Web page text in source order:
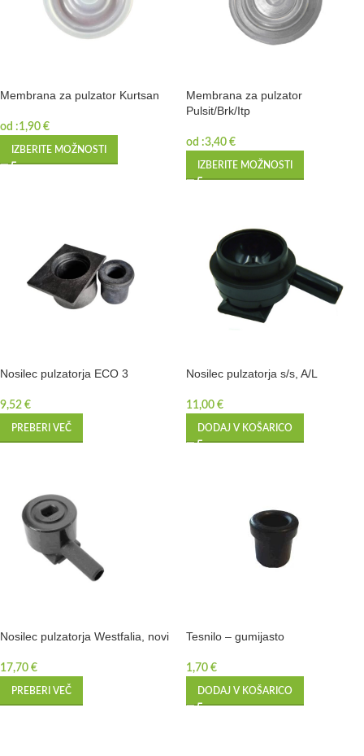
Membrana za pulzator Kurtsan
od :1,90 €
IZBERITE MOŽNOSTI
Membrana za pulzator
Pulsit/Brk/Itp
od :3,40 €
IZBERITE MOŽNOSTI
Nosilec pulzatorja ECO 3
9,52 €
PREBERI VEČ
Nosilec pulzatorja s/s, A/L
11,00 €
DODAJ V KOŠARICO
Nosilec pulzatorja Westfalia, novi
17,70 €
PREBERI VEČ
Tesnilo – gumijasto
1,70 €
DODAJ V KOŠARICO